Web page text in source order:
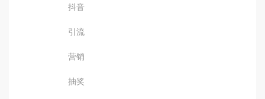
抖音
引流
营销
抽奖